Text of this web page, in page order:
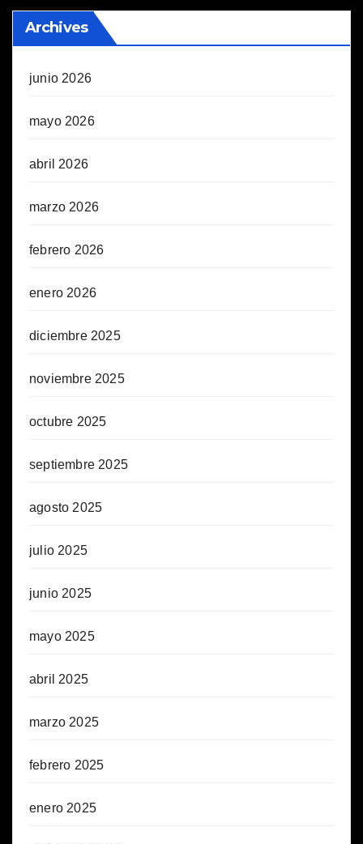
Archives
junio 2026
mayo 2026
abril 2026
marzo 2026
febrero 2026
enero 2026
diciembre 2025
noviembre 2025
octubre 2025
septiembre 2025
agosto 2025
julio 2025
junio 2025
mayo 2025
abril 2025
marzo 2025
febrero 2025
enero 2025